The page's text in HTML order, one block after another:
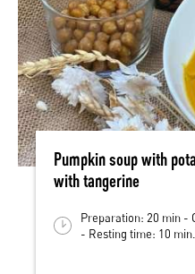
Pumpkin soup with
with tangerine
Preparation: 20 min -
- Resting time: 10 min.